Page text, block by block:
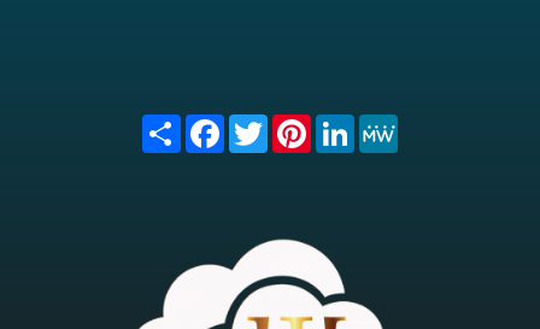
Share FacebookTwitterPinterest
LinkedIn